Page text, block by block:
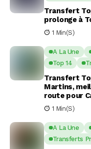
Transfert
prolonge à
1 Min(s)
A La Une
Top 14
Transfert
Martins,
route pour
1 Min(s)
A La Une
Transferts